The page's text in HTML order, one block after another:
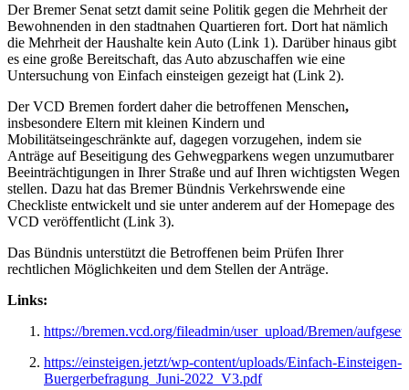
Der Bremer Senat setzt damit seine Politik gegen die Mehrheit der
Bewohnenden in den stadtnahen Quartieren fort. Dort hat nämlich
die Mehrheit der Haushalte kein Auto (Link 1). Darüber hinaus gibt
es eine große Bereitschaft, das Auto abzuschaffen wie eine
Untersuchung von Einfach einsteigen gezeigt hat (Link 2).
Der VCD Bremen fordert daher die betroffenen Menschen,
insbesondere Eltern mit kleinen Kindern und
Mobilitätseingeschränkte auf, dagegen vorzugehen, indem sie
Anträge auf Beseitigung des Gehwegparkens wegen unzumutbarer
Beeinträchtigungen in Ihrer Straße und auf Ihren wichtigsten Wegen
stellen. Dazu hat das Bremer Bündnis Verkehrswende eine
Checkliste entwickelt und sie unter anderem auf der Homepage des
VCD veröffentlicht (Link 3).
Das Bündnis unterstützt die Betroffenen beim Prüfen Ihrer
rechtlichen Möglichkeiten und dem Stellen der Anträge.
Links:
https://bremen.vcd.org/fileadmin/user_upload/Bremen/
https://einsteigen.jetzt/wp-content/uploads/Einfach-Einsteigen-
Buergerbefragung_Juni-2022_V3.pdf